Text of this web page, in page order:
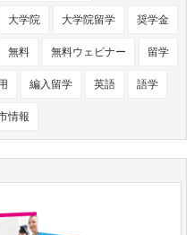
大学院 大学院留学 奨学金
無料 無料ウェビナー 留学
編入留学 英語 語学
情報